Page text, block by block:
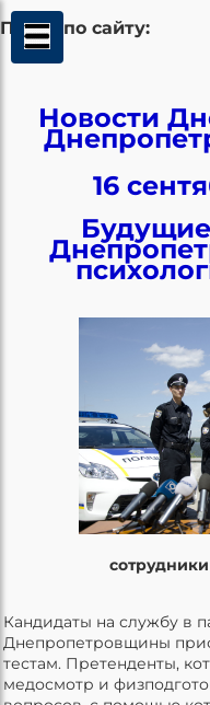
Поиск по сайту:
Новости
16
Кандидаты на службу в
Днепропетровщины
тестам. Претенденты,
медосмотр и